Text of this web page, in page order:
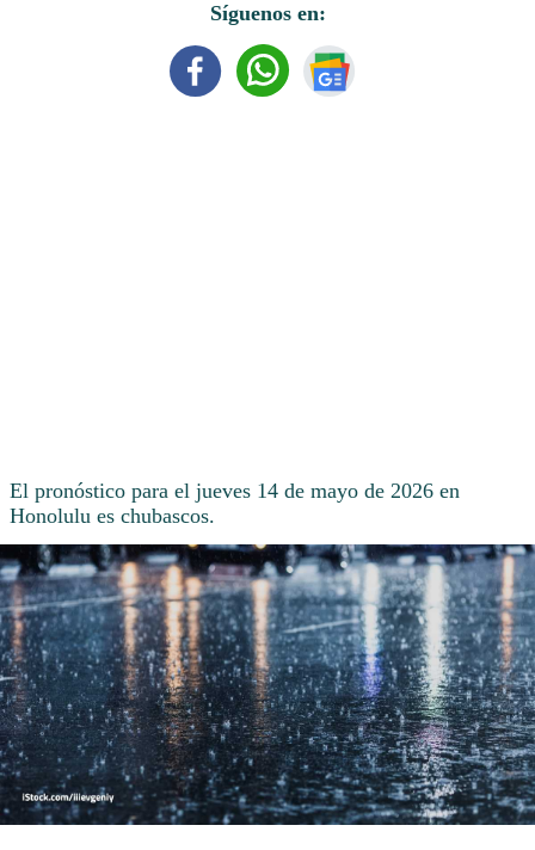
Síguenos en:
El pronóstico para el jueves 14 de mayo de 2026 en
Honolulu es chubascos.